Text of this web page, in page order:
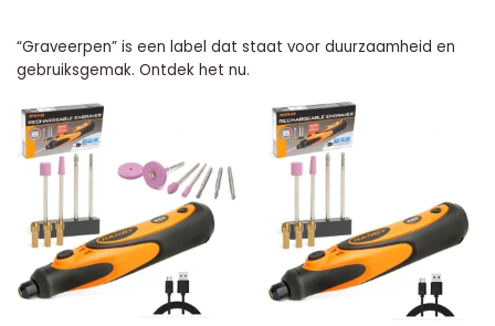
“Graveerpen” is een label dat staat voor duurzaamheid en
gebruiksgemak. Ontdek het nu.